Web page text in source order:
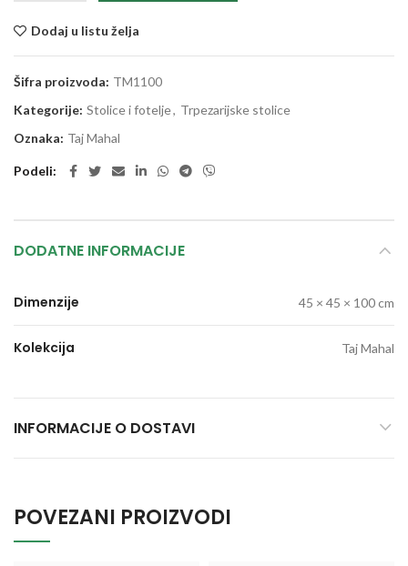
Dodaj u listu želja
Šifra proizvoda: TM1100
Kategorije: Stolice i fotelje, Trpezarijske stolice
Oznaka: Taj Mahal
Podeli
DODATNE INFORMACIJE
Dimenzije 45 × 45 × 100 cm
Kolekcija Taj Mahal
INFORMACIJE O DOSTAVI
POVEZANI PROIZVODI